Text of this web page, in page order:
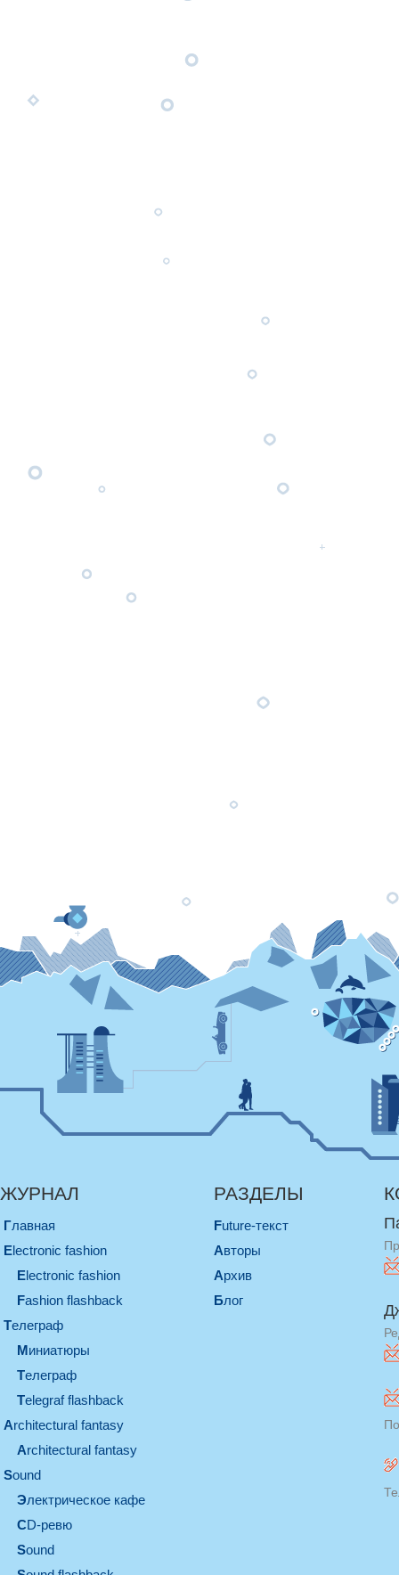
ЖУРНАЛ
Главная
electronic fashion
electronic fashion
Fashion flashback
телеграф
миниатюры
телеграф
Telegraf flashback
architectural fantasy
architectural fantasy
sound
электрическое кафе
CD-ревю
sound
РАЗДЕЛЫ
Future-текст
Авторы
Архив
Блог